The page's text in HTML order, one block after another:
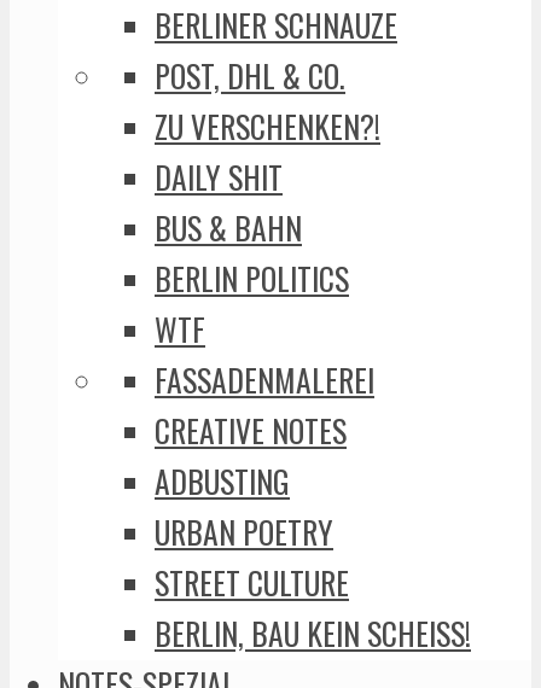
BERLINER SCHNAUZE
POST, DHL & CO.
ZU VERSCHENKEN?!
DAILY SHIT
BUS & BAHN
BERLIN POLITICS
WTF
FASSADENMALEREI
CREATIVE NOTES
ADBUSTING
URBAN POETRY
STREET CULTURE
BERLIN, BAU KEIN SCHEISS!